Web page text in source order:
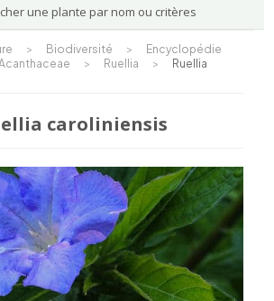
une plante par nom ou critères
> Biodiversité >
Encyclopédie
> Ruellia >
Ruellia
caroliniensis